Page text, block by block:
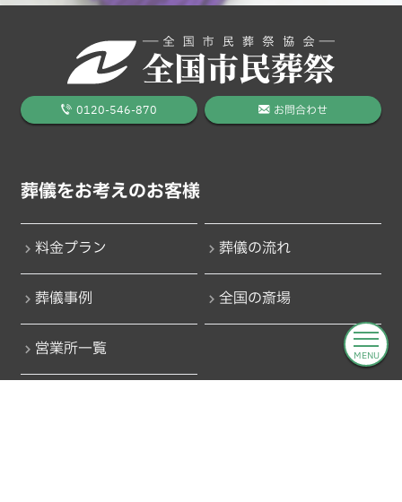
MENU
0120-546-870 お問合わせ
葬儀をお考えのお客様
料金プラン 葬儀の流れ
葬儀事例 全国の斎場
営業所一覧